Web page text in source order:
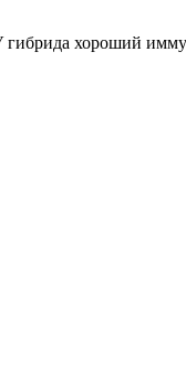
гибрида хороший